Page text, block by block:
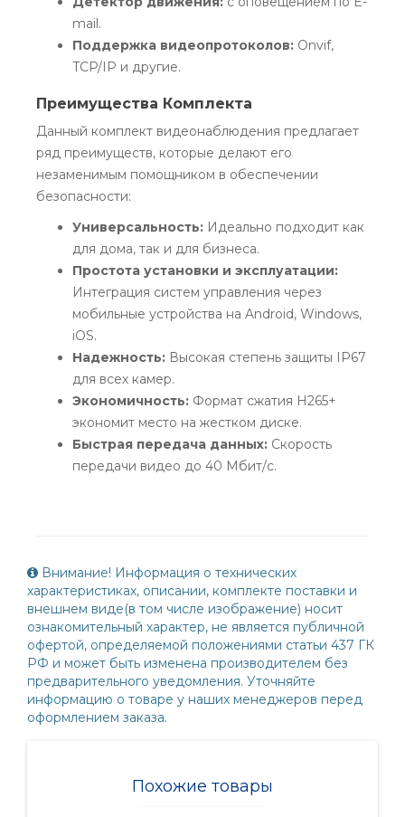
mail.
Поддержка видеопротоколов: Onvif,
TCP/IP и другие.
Преимущества Комплекта
Данный комплект видеонаблюдения предлагает
ряд преимуществ, которые делают его
незаменимым помощником в обеспечении
безопасности:
Универсальность: Идеально подходит как
для дома, так и для бизнеса.
Простота установки и эксплуатации:
Интеграция систем управления через
мобильные устройства на Android, Windows,
iOS.
Надежность: Высокая степень защиты IP67
для всех камер.
Экономичность: Формат сжатия H265+
экономит место на жестком диске.
Быстрая передача данных: Скорость
передачи видео до 40 Мбит/с.
Внимание! Информация о технических
характеристиках, описании, комплекте поставки и
внешнем виде(в том числе изображение) носит
ознакомительный характер, не является публичной
офертой, определяемой положениями статьи 437 ГК
РФ и может быть изменена производителем без
предварительного уведомления. Уточняйте
информацию о товаре у наших менеджеров перед
оформлением заказа.
Похожие товары